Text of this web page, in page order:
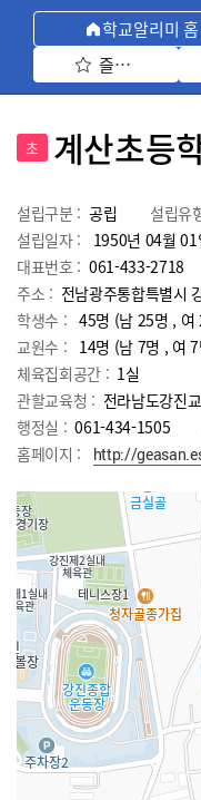
학교알리미 홈
즐겨찾기 선택
초 계산초등
설립구분 : 공립 설립유
설립일자 :
1950년 04월 01
대표번호 : 061-433-2718
주소 : 전남광주통합특별시
학생수 : 45명 (남 25명 , 여
교원수 : 14명 (남 7명 , 여7
체육집회공간 : 1실
관할교육청 : 전라남도강진
행정실 : 061-434-1505
홈페이지 :
http://